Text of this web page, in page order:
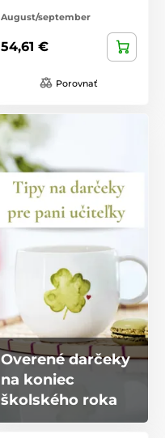
August/september
54,61 €
Porovnať
Overené darčeky
na koniec
školského roka